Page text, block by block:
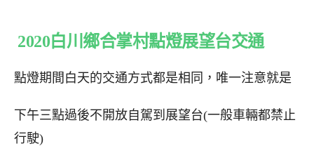
2020白川鄉合掌村點燈展望台交通
點燈期間白天的交通方式都是相同，唯一注意就是
下午三點過後不開放自駕到展望台(一般車輛都禁止
行駛)